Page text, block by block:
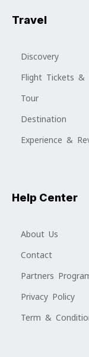
Travel
Discovery
Flight Tickets &
Tour
Destination
Experience &
Help Center
About Us
Contact
Partners
Privacy Policy
Term &